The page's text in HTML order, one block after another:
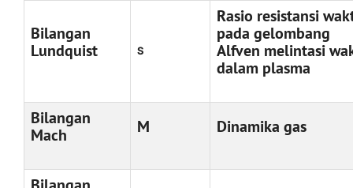
Bilangan
Lundquist
S
Rasio resistansi
pada gelombang
Alfven melintasi
dalam plasma
Bilangan
Mach
M Dinamika gas